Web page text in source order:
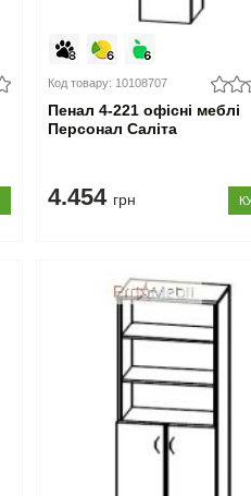
Код товару: 10108707
Пенал 4-221 офісні меблі
Персонал Саліта
4.454 грн